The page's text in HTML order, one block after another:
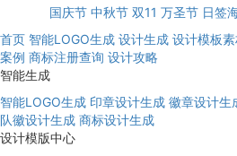
国庆节 中秋节 双11 万圣节 日签
首页 智能LOGO生成 设计生成 设计模板
案例 商标注册查询 设计攻略
智能生成
智能LOGO生成 印章设计生成 徽章设计生
队徽设计生成 商标设计生成
设计模版中心